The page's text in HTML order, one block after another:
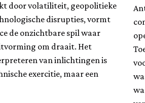
door volatiliteit, geopolitieke
disrupties, vormt
de onzichtbare spil waar
om draait. Het
van inlichtingen is
exercitie, maar een